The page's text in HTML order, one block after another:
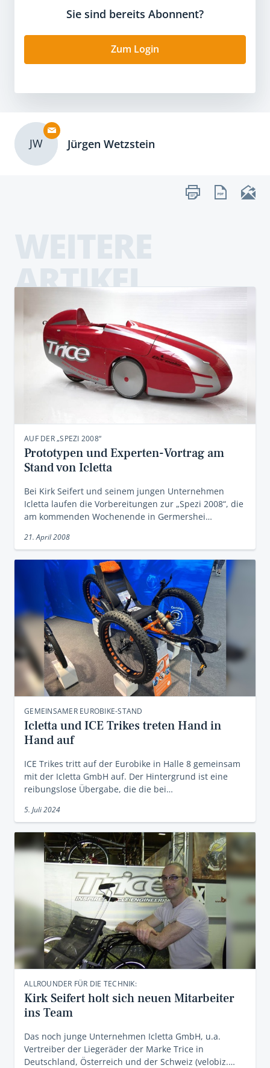
Sie sind bereits Abonnent?
Zum Login
JW Jürgen Wetzstein
ARTIKEL
AUF DER „SPEZI 2008“
Prototypen und Experten-Vortrag am
Stand von Icletta
Bei Kirk Seifert und seinem jungen Unternehmen
Icletta laufen die Vorbereitungen zur „Spezi 2008“, die
am kommenden Wochenende in Germershei…
21. April 2008
GEMEINSAMER EUROBIKE-STAND
Icletta und ICE Trikes treten Hand in
Hand auf
ICE Trikes tritt auf der Eurobike in Halle 8 gemeinsam
mit der Icletta GmbH auf. Der Hintergrund ist eine
reibungslose Übergabe, die die bei…
5. Juli 2024
ALLROUNDER FÜR DIE TECHNIK:
Kirk Seifert holt sich neuen Mitarbeiter
ins Team
Das noch junge Unternehmen Icletta GmbH, u.a.
Vertreiber der Liegeräder der Marke Trice in
Deutschland, Österreich und der Schweiz (velobiz.…